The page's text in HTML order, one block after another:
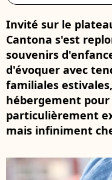
Invité sur le
Cantona s'est
souvenirs
d'évoquer avec
familiales
hébergement
particulièrement
mais infiniment